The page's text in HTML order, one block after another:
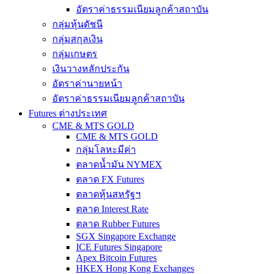
อัตราค่าธรรมเนียมลูกค้าสถาบัน
กลุ่มหุ้นดัชนี
กลุ่มสกุลเงิน
กลุ่มเกษตร
เงินวางหลักประกัน
อัตราค่านายหน้า
อัตราค่าธรรมเนียมลูกค้าสถาบัน
Futures ต่างประเทศ
CME & MTS GOLD
CME & MTS GOLD
กลุ่มโลหะมีค่า
ตลาดน้ำมัน NYMEX
ตลาด FX Futures
ตลาดหุ้นสหรัฐฯ
ตลาด Interest Rate
ตลาด Rubber Futures
SGX Singapore Exchange
ICE Futures Singapore
Apex Bitcoin Futures
HKEX Hong Kong Exchanges